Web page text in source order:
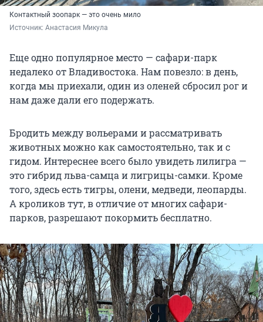
Контактный зоопарк — это очень мило
Источник: Анастасия Микула
Еще одно популярное место — сафари-парк
недалеко от Владивостока. Нам повезло: в день,
когда мы приехали, один из оленей сбросил рог и
нам даже дали его подержать.
Бродить между вольерами и рассматривать
животных можно как самостоятельно, так и с
гидом. Интереснее всего было увидеть лилигра —
это гибрид льва-самца и лигрицы-самки. Кроме
того, здесь есть тигры, олени, медведи, леопарды.
А кроликов тут, в отличие от многих сафари-
парков, разрешают покормить бесплатно.